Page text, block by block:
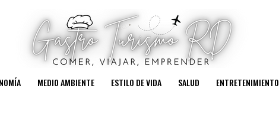
MEDIO AMBIENTE ESTILO DE VIDA SALUD ENTRETENIMIENTO